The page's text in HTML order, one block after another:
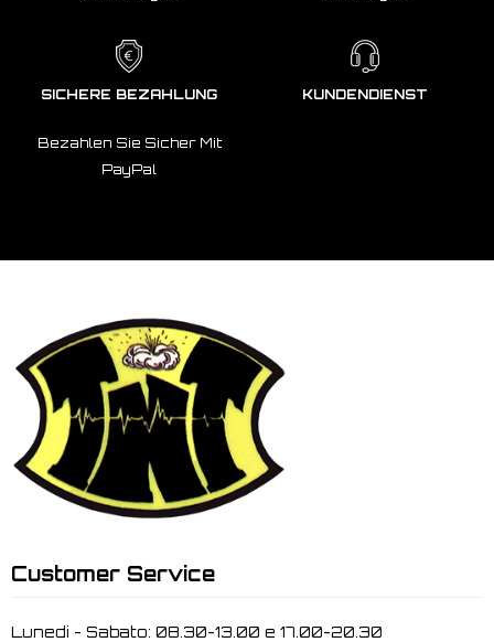
SICHERE BEZAHLUNG
Bezahlen Sie Sicher Mit
PayPal
KUNDENDIENST
Customer Service
Lunedi - Sabato: 08.30-13.00 e 17.00-20.30